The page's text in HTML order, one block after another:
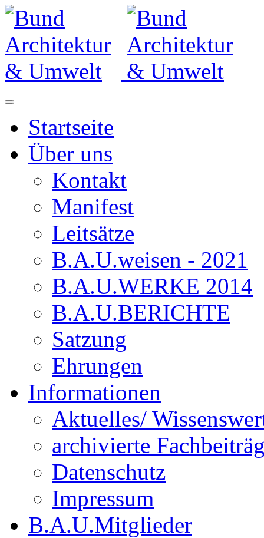
Startseite
Über uns
Kontakt
Manifest
Leitsätze
B.A.U.weisen - 2021
B.A.U.WERKE 2014
B.A.U.BERICHTE
Satzung
Ehrungen
Informationen
Aktuelles/
archivierte
Datenschutz
Impressum
B.A.U.Mitglieder